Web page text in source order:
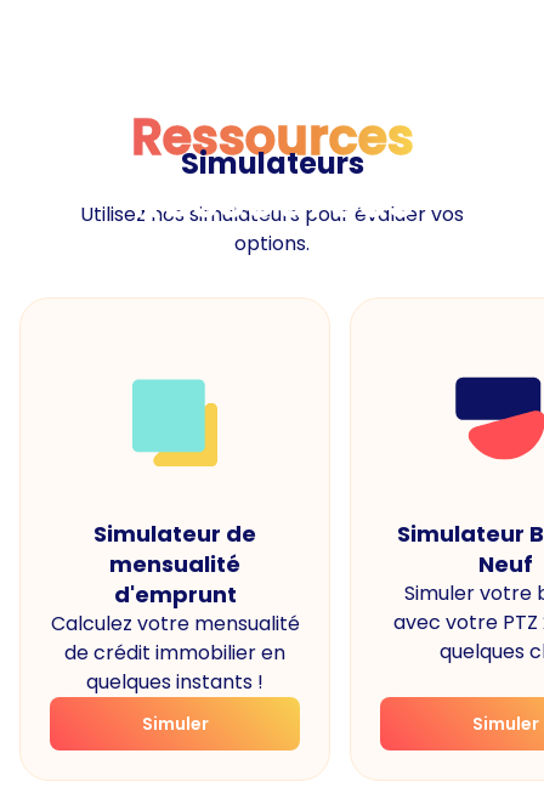
Ressources
Ressources
Simulateurs
Utilisez nos simulateurs pour évaluer vos
options.
Simulateur de
mensualité
d'emprunt
Calculez votre mensualité
de crédit immobilier en
quelques instants !
Simuler
Simulateur
Neuf
Simuler votre
avec votre PTZ
quelques
Simuler